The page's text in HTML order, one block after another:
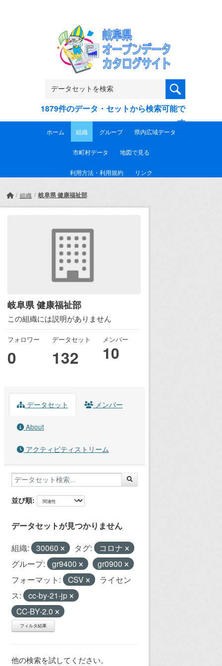
1879件のデータ・セットから検索可能で
す
ホーム 組織 グループ 県内広域データ
市町村データ 地図で見る
利用方法・利用規約 リンク
組織 岐阜県 健康福祉部
岐阜県 健康福祉部
この組織には説明がありません
フォロワー
0
データセット
132
メンバー
10
データセット メンバー
About
アクティビティストリーム
並び順
データセットが見つかりません
組織: 30060 タグ:
コロナ
グループ:
gr9400
gr0900
フォーマット:
CSV
ライセン
ス:
cc-by-21-jp
CC-BY-2.0
フィルタ結果
他の検索を試してください。